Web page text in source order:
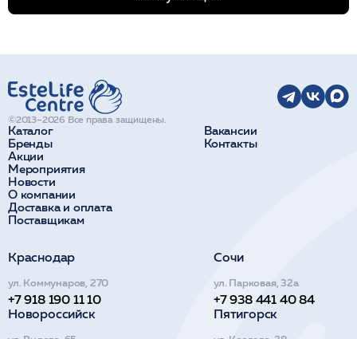
Каталог
Бренды
Акции
Мероприятия
Новости
О компании
Доставка и оплата
Поставщикам
Вакансии
Контакты
©2013–2026 Все права защищены.
Краснодар
ул. Коммунаров, 270
+7 918 190 11 10
Сочи
ул. Парковая, 32а
+7 938 441 40 84
Новороссийск
Пятигорск